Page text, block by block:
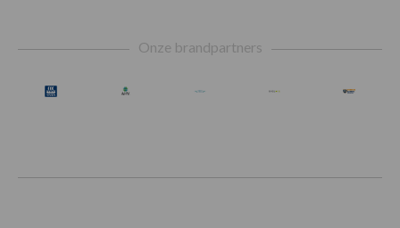
Onze brandpartners